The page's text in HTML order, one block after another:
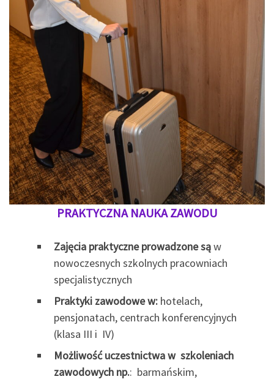
PRAKTYCZNA NAUKA ZAWODU
Zajęcia praktyczne prowadzone sąw
nowoczesnych szkolnych pracowniach
specjalistycznych
Praktyki zawodowe w: hotelach,
pensjonatach, centrach konferencyjnych
(klasa III i IV)
Możliwość uczestnictwa w szkoleniach
zawodowych np.: barmańskim,